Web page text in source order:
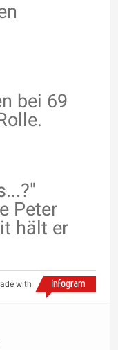
bei 69
Peter
hält er
with